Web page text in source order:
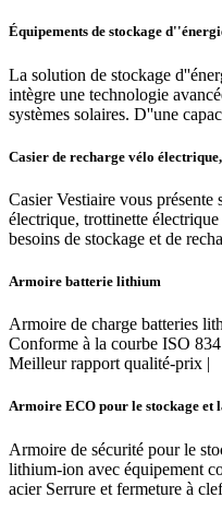
Équipements de stockage
La solution de stockage
intègre une technologie
systèmes solaires. D''une
Casier de recharge vélo
Casier Vestiaire vous présente
électrique, trottinette
besoins de stockage et de
Armoire batterie lithium
Armoire de charge batteries
Conforme à la courbe ISO
Meilleur rapport qualité-prix |
Armoire ECO pour le stockage
Armoire de sécurité pour le
lithium-ion avec équipement
acier Serrure et fermeture à